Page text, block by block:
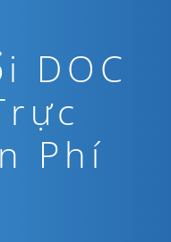
DOC
Phí